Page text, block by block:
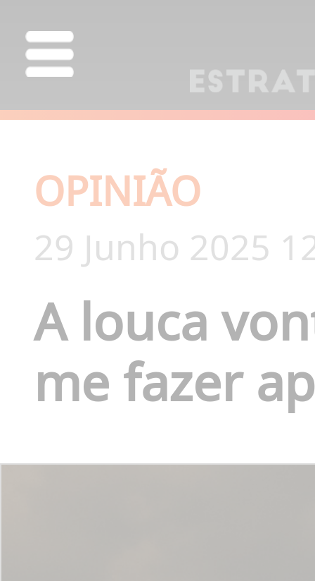
OPINIÃO
29 Junho 2025
A louca
me fazer